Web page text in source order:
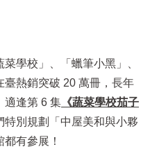
學校」、「蠟筆小黑」、
臺熱銷突破 20 萬冊，長年
適逢第 6 集 《蔬菜學校茄子
特別規劃「中屋美和與小夥
有參展！